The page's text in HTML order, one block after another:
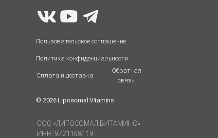
© 2026 Liposomal Vitamins
Пользовательское соглашение
Политика конфиденциальности
Оплата и доставка
Обратная
связь
ООО «ЛИПОСОМАЛ ВИТАМИНС»
ИНН: 9721168119